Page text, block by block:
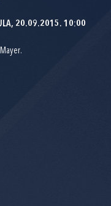
20.09.2015. 10:00